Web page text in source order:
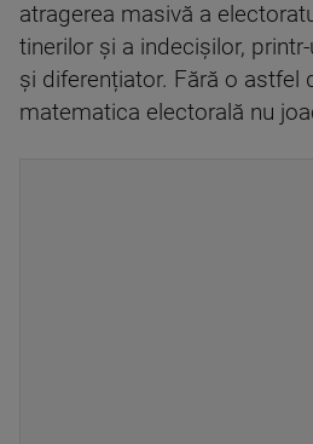
atragerea masivă a
tinerilor și a indecișilor,
și diferențiator. Fără o astfel
matematica electorală nu